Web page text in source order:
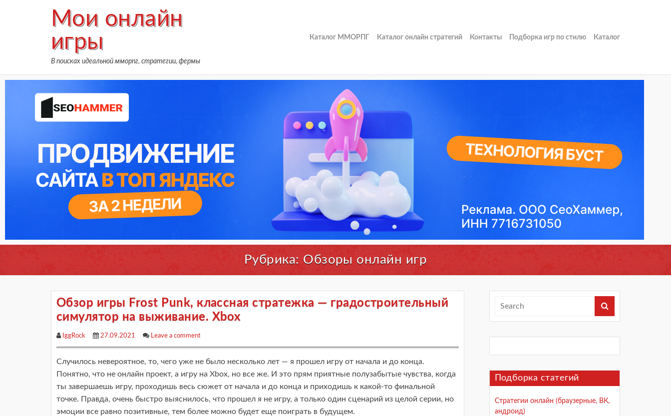
Мои онлайн
игры
В поисках идеальной мморпг, стратегии, фермы
Каталог ММОРПГ Каталог онлайн стратегий Контакты Подборка игр по стилю Каталог
Рубрика: Обзоры онлайн игр
Обзор игры Frost Punk, классная стратежка — градостроительный
симулятор на выживание. Xbox
IggRock 27.09.2021 Leave a comment
Случилось невероятное, то, чего уже не было несколько лет — я прошел игру от начала и до конца.
Понятно, что не онлайн проект, а игру на Xbox, но все же. И это прям приятные полузабытые чувства, когда
ты завершаешь игру, проходишь весь сюжет от начала и до конца и приходишь к какой-то финальной
точке. Правда, очень быстро выяснилось, что прошел я не игру, а только один сценарий из целой серии, но
эмоции все равно позитивные, тем более можно будет еще поиграть в будущем.
Подборка статегий
Стратегии онлайн (браузерные, ВК,
андроид)